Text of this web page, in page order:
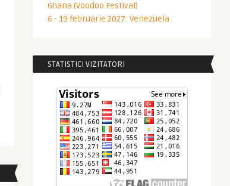
Ghana (Voodoo Festival)
6 - 19 februarie 2027: Venezuela
STATISTICI VIZITATORI